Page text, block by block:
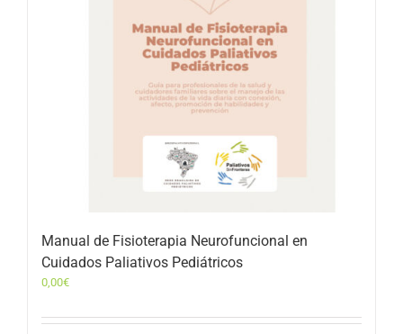
Manual de Fisioterapia Neurofuncional en
Cuidados Paliativos Pediátricos
0,00€